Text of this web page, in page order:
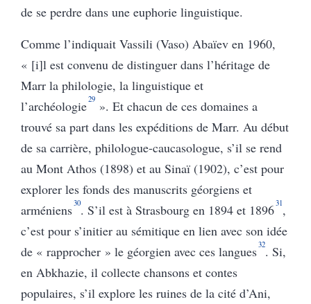
de se perdre dans une euphorie linguistique.
Comme l’indiquait Vassili (Vaso) Abaïev en 1960,
« [i]l est convenu de distinguer dans l’héritage de
Marr la philologie, la linguistique et
l’archéologie29 ». Et chacun de ces domaines a
trouvé sa part dans les expéditions de Marr. Au début
de sa carrière, philologue-caucasologue, s’il se rend
au Mont Athos (1898) et au Sinaï (1902), c’est pour
explorer les fonds des manuscrits géorgiens et
arméniens30. S’il est à Strasbourg en 1894 et 189631,
c’est pour s’initier au sémitique en lien avec son idée
de « rapprocher » le géorgien avec ces langues32. Si,
en Abkhazie, il collecte chansons et contes
populaires, s’il explore les ruines de la cité d’Ani,